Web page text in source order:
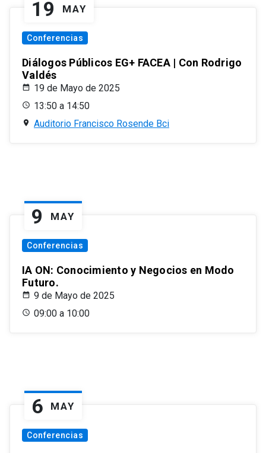
19 MAY
Conferencias
Diálogos Públicos EG+ FACEA | Con Rodrigo
Valdés
19 de Mayo de 2025
13:50 a 14:50
Auditorio Francisco Rosende Bci
9 MAY
Conferencias
IA ON: Conocimiento y Negocios en Modo
Futuro.
9 de Mayo de 2025
09:00 a 10:00
6 MAY
Conferencias